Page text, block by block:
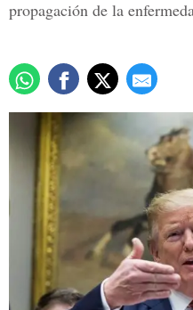
propagación de la